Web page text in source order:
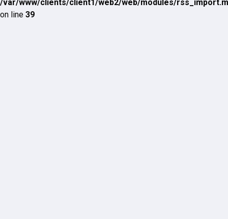
/var/www/clients/client1/web2/web/modules/
on line 39